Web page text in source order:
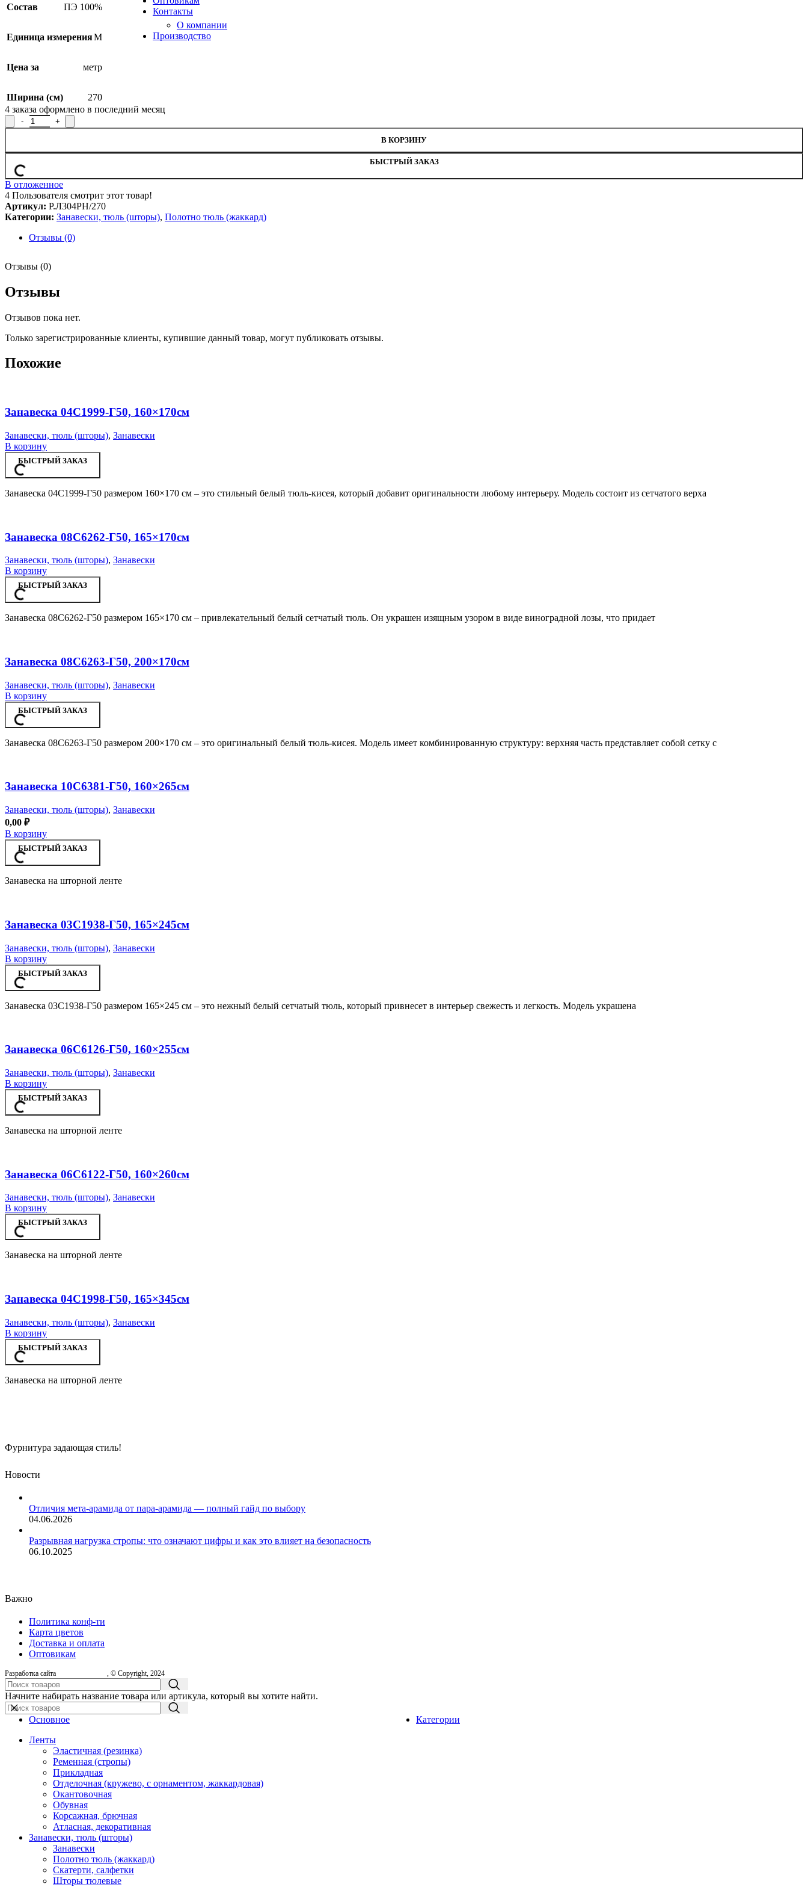
Контакты
О компании
Производство
Состав ПЭ 100%
Единица измеренияМ
Цена за метр
Ширина (см)
270
4 заказа оформлено в последний месяц
Количество товара Полотно гардинное Р.Л304РН/270, рисунок Л304РН
В КОРЗИНУ
БЫСТРЫЙ ЗАКАЗ
В отложенное
4 Пользователя смотрит этот товар!
Артикул: Р.Л304РН/270
Категории: Занавески, тюль (шторы), Полотно тюль (жаккард)
Отзывы (0)
Отзывы (0)
Отзывы
Отзывов пока нет.
Только зарегистрированные клиенты, купившие данный товар, могут публиковать отзывы.
Похожие
Занавеска 04С1999-Г50, 160×170см
Занавески, тюль (шторы), Занавески
В корзину
БЫСТРЫЙ ЗАКАЗ
Занавеска 04С1999-Г50 размером 160×170 см – это стильный белый тюль-кисея, который добавит оригинальности любому интерьеру. Модель состоит из сетчатого верха
Занавеска 08С6262-Г50, 165×170см
Занавески, тюль (шторы), Занавески
В корзину
БЫСТРЫЙ ЗАКАЗ
Занавеска 08С6262-Г50 размером 165×170 см – привлекательный белый сетчатый тюль. Он украшен изящным узором в виде виноградной лозы, что придает
Занавеска 08С6263-Г50, 200×170см
Занавески, тюль (шторы), Занавески
В корзину
БЫСТРЫЙ ЗАКАЗ
Занавеска 08С6263-Г50 размером 200×170 см – это оригинальный белый тюль-кисея. Модель имеет комбинированную структуру: верхняя часть представляет собой сетку с
Занавеска 10С6381-Г50, 160×265см
Занавески, тюль (шторы), Занавески
0,00 ₽
В корзину
БЫСТРЫЙ ЗАКАЗ
Занавеска на шторной ленте
Занавеска 03С1938-Г50, 165×245см
Занавески, тюль (шторы), Занавески
В корзину
БЫСТРЫЙ ЗАКАЗ
Занавеска 03С1938-Г50 размером 165×245 см – это нежный белый сетчатый тюль, который привнесет в интерьер свежесть и легкость. Модель украшена
Занавеска 06С6126-Г50, 160×255см
Занавески, тюль (шторы), Занавески
В корзину
БЫСТРЫЙ ЗАКАЗ
Занавеска на шторной ленте
Занавеска 06С6122-Г50, 160×260см
Занавески, тюль (шторы), Занавески
В корзину
БЫСТРЫЙ ЗАКАЗ
Занавеска на шторной ленте
Занавеска 04С1998-Г50, 165×345см
Занавески, тюль (шторы), Занавески
В корзину
БЫСТРЫЙ ЗАКАЗ
Занавеска на шторной ленте
Фурнитура задающая стиль!
Новости
Отличия мета-арамида от пара-арамида — полный гайд по выбору
04.06.2026
Разрывная нагрузка стропы: что означают цифры и как это влияет на безопасность
06.10.2025
Важно
Политика конф-ти
Карта цветов
Доставка и оплата
Оптовикам
Разработка сайта , © Copyright, 2024
Начните набирать название товара или артикула, который вы хотите найти.
Основное
Категории
Ленты
Эластичная (резинка)
Ременная (стропы)
Прикладная
Отделочная (кружево, с орнаментом, жаккардовая)
Окантовочная
Обувная
Корсажная, брючная
Атласная, декоративная
Занавески, тюль (шторы)
Занавески
Полотно тюль (жаккард)
Скатерти, салфетки
Шторы тюлевые